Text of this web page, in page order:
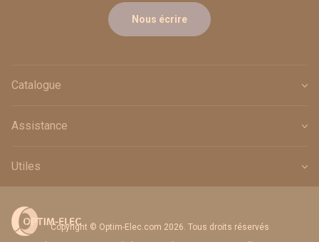
Nous écrire
Catalogue
Assistance
Utiles
Copyright © Optim-Elec.com 2026. Tous droits réservés